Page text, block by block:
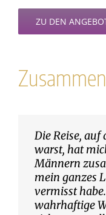
ZU DEN
Die Reise,
warst, hat
Männern
mein ganzes
vermisst
wahrhaftige